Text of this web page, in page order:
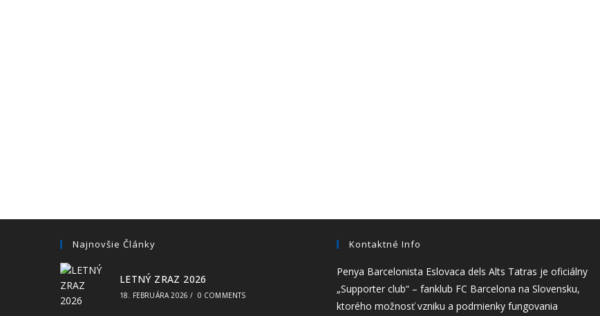
Najnovšie Články
LETNÝ ZRAZ 2026
18. FEBRUÁRA 2026 / 0 COMMENTS
Kontaktné Info
Penya Barcelonista Eslovaca dels Alts Tatras je oficiálny
„Supporter club“ – fanklub FC Barcelona na Slovensku,
ktorého možnosť vzniku a podmienky fungovania